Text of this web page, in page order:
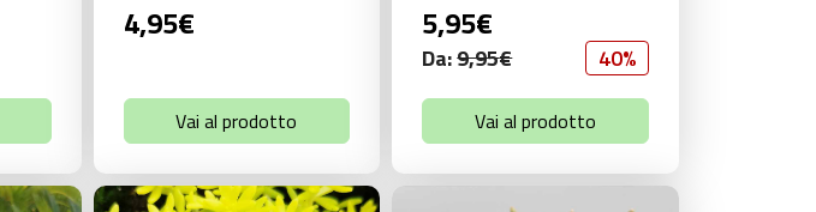
4,95€
Vai al prodotto
5,95€
Da:9,95€ 40%
Vai al prodotto